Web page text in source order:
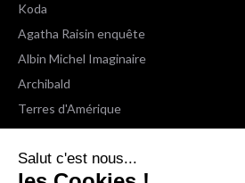
Salut c'est nous...
Koda
Agatha Raisin enquête
Albin Michel Imaginaire
Archibald
Terres d'Amérique
Espaces Libres Poche
NOX